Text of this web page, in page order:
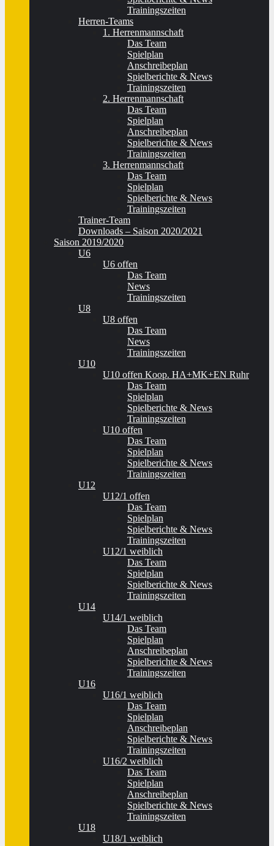
Trainingszeiten
Herren-Teams
1. Herrenmannschaft
Das Team
Spielplan
Anschreibeplan
Spielberichte & News
Trainingszeiten
2. Herrenmannschaft
Das Team
Spielplan
Anschreibeplan
Spielberichte & News
Trainingszeiten
3. Herrenmannschaft
Das Team
Spielplan
Spielberichte & News
Trainingszeiten
Trainer-Team
Downloads – Saison 2020/2021
Saison 2019/2020
U6
U6 offen
Das Team
News
Trainingszeiten
U8
U8 offen
Das Team
News
Trainingszeiten
U10
U10 offen Koop. HA+MK+EN Ruhr
Das Team
Spielplan
Spielberichte & News
Trainingszeiten
U10 offen
Das Team
Spielplan
Spielberichte & News
Trainingszeiten
U12
U12/1 offen
Das Team
Spielplan
Spielberichte & News
Trainingszeiten
U12/1 weiblich
Das Team
Spielplan
Spielberichte & News
Trainingszeiten
U14
U14/1 weiblich
Das Team
Spielplan
Anschreibeplan
Spielberichte & News
Trainingszeiten
U16
U16/1 weiblich
Das Team
Spielplan
Anschreibeplan
Spielberichte & News
Trainingszeiten
U16/2 weiblich
Das Team
Spielplan
Anschreibeplan
Spielberichte & News
Trainingszeiten
U18
U18/1 weiblich